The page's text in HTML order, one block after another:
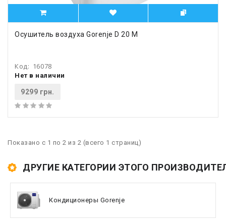
Осушитель воздуха Gorenje D 20 M
Код: 16078
Нет в наличии
9299 грн.
Показано с 1 по 2 из 2 (всего 1 страниц)
ДРУГИЕ КАТЕГОРИИ ЭТОГО
Кондиционеры Gorenje